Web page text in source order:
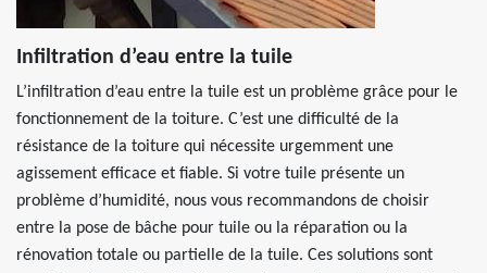
Infiltration d’eau entre la tuile
L’infiltration d’eau entre la tuile est un problème grâce pour le
fonctionnement de la toiture. C’est une difficulté de la
résistance de la toiture qui nécessite urgemment une
agissement efficace et fiable. Si votre tuile présente un
problème d’humidité, nous vous recommandons de choisir
entre la pose de bâche pour tuile ou la réparation ou la
rénovation totale ou partielle de la tuile. Ces solutions sont